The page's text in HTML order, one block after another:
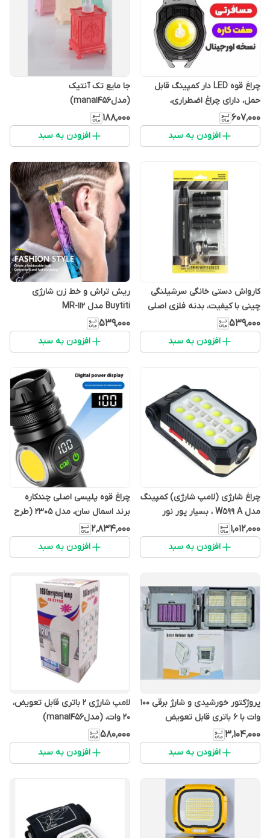
چراغ قوه LED دار کمپینگ قابل
حمل، دارای چراغ اضطراری،
بازکن و فندک (مدلmana1456)
۶۰۷٬۰۰۰
افزودن به سبد
جا مایع تک آنتیک
(مدلmana1456)
۱۸۸٬۰۰۰
افزودن به سبد
کارواش دستی خانگی سرشیلنگی
چینی با کیفیت، بدنه فلزی اصلی
(مدلmana1456)
۵۳۹٬۰۰۰
افزودن به سبد
ریش تراش و خط زن شارژی
Buytiti مدل MR-112
(مدلmana1456)
۵۳۹٬۰۰۰
افزودن به سبد
چراغ شارژی (لامپ شارژی) کمپینگ
مدل W599 A ، بسیار پور نور
(مدلmana1456)
۱٬۰۱۲٬۰۰۰
افزودن به سبد
چراغ قوه پلیسی اصلی چندکاره
برند اسمال سان، مدل 2305 (طرح
5047 پاورکینگ قدیم)
(مدلmana1456)
۲٬۸۳۴٬۰۰۰
افزودن به سبد
پروژکتور خورشیدی و شارژ برقی 100
وات با 6 باتری قابل تعویض
(مدلmana1456)
۳٬۱۰۴٬۰۰۰
افزودن به سبد
لامپ شارژی 2 باتری قابل تعویض،
20 وات، (مدلmana1456)
۵۸۰٬۰۰۰
افزودن به سبد